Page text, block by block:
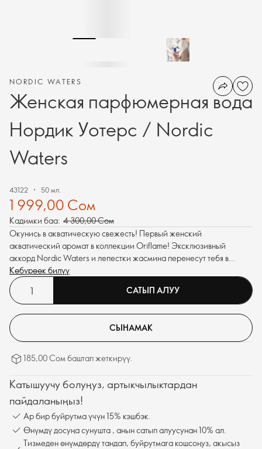
NORDIC WATERS
Женская парфюмерная вода
Нордик Уотерс / Nordic
Waters
43122 50 мл.
1 999,00 Сом
Кадимки баа: 4 300,00 Сом
Окунись в акватическую свежесть! Первый женский
акватический аромат в коллекции Oriflame! Эксклюзивный
аккорд Nordic Waters и лепестки жасмина пеpенесут тебя в
другое измерение, туда, где господствует свежесть кристально
чистых вод и слышен шум моря.
Көбүрөөк билүү
САТЫП АЛУУ
СЫНАМАК
185,00 Сом баштап жеткирүү.
Катышуучу болуңуз, артыкчылыктардан
пайдаланыңыз!
Ар бир буйрутма үчүн 15% кэшбэк.
Өнүмдү досуңа сунушта , анын сатып алуусунан 10% ал.
Тизмеден өнүмдөрдү тандап, буйрутмага кошсоңуз, акысыз